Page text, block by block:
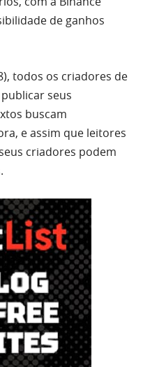
de ganhos
todos os criadores de
seus
buscam
e assim que leitores
criadores podem